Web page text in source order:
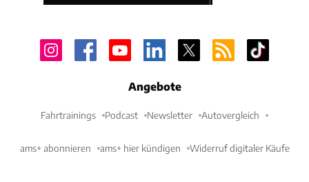
Angebote
Fahrtrainings Podcast Newsletter Autovergleich
ams+ abonnieren ams+ hier kündigen Widerruf digitaler Käufe